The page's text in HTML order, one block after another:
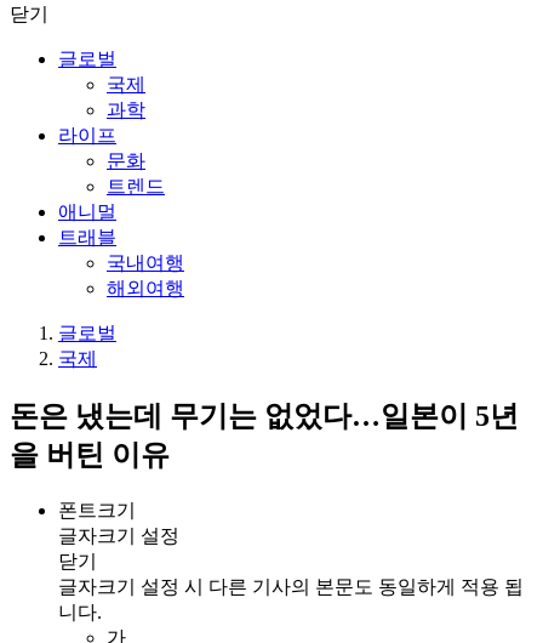
닫기
글로벌
국제
과학
라이프
문화
트렌드
애니멀
트래블
국내여행
해외여행
글로벌
국제
돈은 냈는데 무기는 없었다…일본이 5년
을 버틴 이유
폰트크기
글자크기 설정
닫기
글자크기 설정 시 다른 기사의 본문도 동일하게 적용 됩
니다.
가